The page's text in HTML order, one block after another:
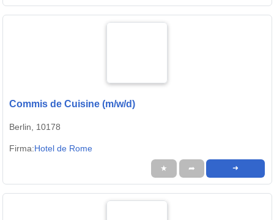
Commis de Cuisine (m/w/d)
Berlin, 10178
Firma:Hotel de Rome
★ ➦ ➜